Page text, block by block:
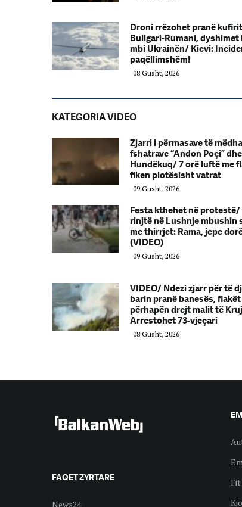
Droni rrëzohet pranë kufirit
Bullgari-Rumani, dyshimet
mbi Ukrainën/ Kievi:
paqëllimshëm!
08 Gusht, 2026
KATEGORIA VIDEO
Zjarri i përmasave të
fshatrave “Andon Poçi” dhe
Hundëkuq/ 7 orë luftë me
fiken plotësisht vatrat
09 Gusht, 2026
Festa kthehet në protestë/
rinjtë në Lushnje mbushin
me thirrjet: Rama, jepe
(VIDEO)
09 Gusht, 2026
VIDEO/ Ndezi zjarr për të
barin pranë banesës, flakët
përhapën drejt malit të
Arrestohet 73-vjeçari
08 Gusht, 2026
FAQET ZYRTARE
News24